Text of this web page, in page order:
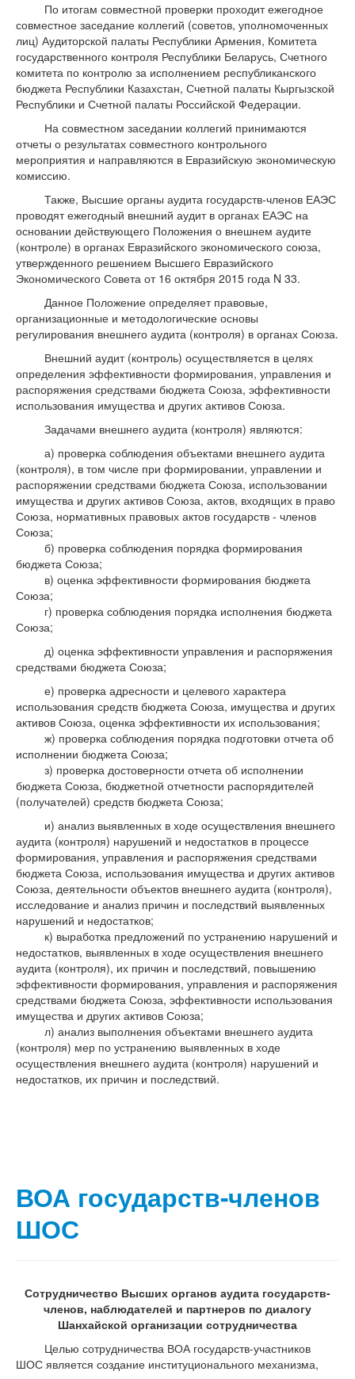
По итогам совместной проверки проходит ежегодное
совместное заседание коллегий (советов, уполномоченных
лиц) Аудиторской палаты Республики Армения, Комитета
государственного контроля Республики Беларусь, Счетного
комитета по контролю за исполнением республиканского
бюджета Республики Казахстан, Счетной палаты Кыргызской
Республики и Счетной палаты Российской Федерации.
На совместном заседании коллегий принимаются
отчеты о результатах совместного контрольного
мероприятия и направляются в Евразийскую экономическую
комиссию.
Также, Высшие органы аудита государств-членов ЕАЭС
проводят ежегодный внешний аудит в органах ЕАЭС на
основании действующего Положения о внешнем аудите
(контроле) в органах Евразийского экономического союза,
утвержденного решением Высшего Евразийского
Экономического Совета от 16 октября 2015 года N 33.
Данное Положение определяет правовые,
организационные и методологические основы
регулирования внешнего аудита (контроля) в органах Союза.
Внешний аудит (контроль) осуществляется в целях
определения эффективности формирования, управления и
распоряжения средствами бюджета Союза, эффективности
использования имущества и других активов Союза.
Задачами внешнего аудита (контроля) являются:
а) проверка соблюдения объектами внешнего аудита
(контроля), в том числе при формировании, управлении и
распоряжении средствами бюджета Союза, использовании
имущества и других активов Союза, актов, входящих в право
Союза, нормативных правовых актов государств - членов
Союза;
б) проверка соблюдения порядка формирования
бюджета Союза;
в) оценка эффективности формирования бюджета
Союза;
г) проверка соблюдения порядка исполнения бюджета
Союза;
д) оценка эффективности управления и распоряжения
средствами бюджета Союза;
е) проверка адресности и целевого характера
использования средств бюджета Союза, имущества и других
активов Союза, оценка эффективности их использования;
ж) проверка соблюдения порядка подготовки отчета об
исполнении бюджета Союза;
з) проверка достоверности отчета об исполнении
бюджета Союза, бюджетной отчетности распорядителей
(получателей) средств бюджета Союза;
и) анализ выявленных в ходе осуществления внешнего
аудита (контроля) нарушений и недостатков в процессе
формирования, управления и распоряжения средствами
бюджета Союза, использования имущества и других активов
Союза, деятельности объектов внешнего аудита (контроля),
исследование и анализ причин и последствий выявленных
нарушений и недостатков;
к) выработка предложений по устранению нарушений и
недостатков, выявленных в ходе осуществления внешнего
аудита (контроля), их причин и последствий, повышению
эффективности формирования, управления и распоряжения
средствами бюджета Союза, эффективности использования
имущества и других активов Союза;
л) анализ выполнения объектами внешнего аудита
(контроля) мер по устранению выявленных в ходе
осуществления внешнего аудита (контроля) нарушений и
недостатков, их причин и последствий.
ВОА государств-членов
ШОС
Сотрудничество Высших органов аудита государств-
членов, наблюдателей и партнеров по диалогу
Шанхайской организации сотрудничества
Целью сотрудничества ВОА государств-участников
ШОС является создание институционального механизма,